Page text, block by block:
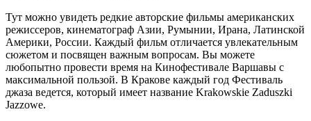
Тут можно увидеть редкие авторские фильмы американских
режиссеров, кинематограф Азии, Румынии, Ирана, Латинской
Америки, России. Каждый фильм отличается увлекательным
сюжетом и посвящен важным вопросам. Вы можете
любопытно провести время на Кинофестивале Варшавы с
максимальной пользой. В Кракове каждый год Фестиваль
джаза ведется, который имеет название Krakowskie Zaduszki
Jazzowe.